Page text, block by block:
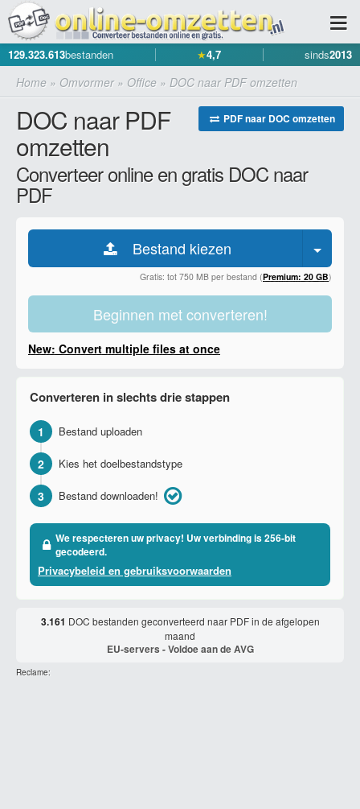
129.323.613bestanden ★4,7 sinds2013
Home » Omvormer» Office » DOC naar PDF omzetten
PDF naar DOC omzetten
DOC naar PDF
omzetten
Converteer online en gratis DOC naar
PDF
Bestand kiezen
Gratis: tot 750 MB per bestand (Premium: 20 GB)
Beginnen met converteren!
New: Convert multiple files at once
Converteren in slechts drie stappen
1 Bestand uploaden
2 Kies het doelbestandstype
3 Bestand downloaden!
We respecteren uw privacy! Uw verbinding is 256-bit
gecodeerd.
Privacybeleid en gebruiksvoorwaarden
3.161 DOC bestanden geconverteerd naar PDF in de afgelopen
maand
EU-servers - Voldoe aan de AVG
Reclame: